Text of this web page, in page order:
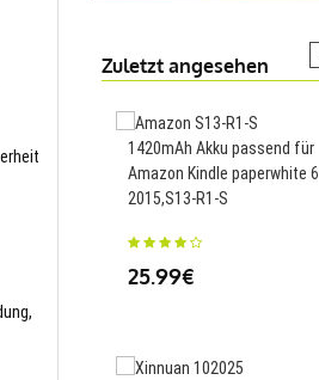
Zuletzt angesehen
1420mAh Akku passend für
Amazon Kindle paperwhite 6
2015,S13-R1-S
25.99€